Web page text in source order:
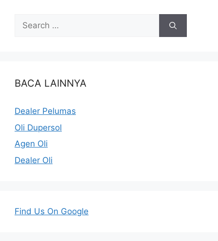
BACA LAINNYA
Dealer Pelumas
Oli Dupersol
Agen Oli
Dealer Oli
Find Us On Google